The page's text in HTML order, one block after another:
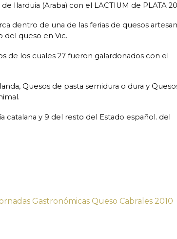
Ilarduia (Araba) con el LACTIUM de PLATA
dentro de una de las ferias de quesos
del queso en Vic.
de los cuales 27 fueron galardonados con el
Quesos de pasta semidura o dura y
catalana y 9 del resto del Estado español. del
Gastronómicas Queso Cabrales 2010